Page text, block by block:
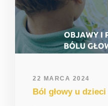
22 MARCA 2024
Ból głowy u dzieci